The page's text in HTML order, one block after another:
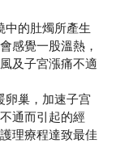
中的肚燭所產生
感覺一股溫熱，
及子宮漲痛不適
卵巢，加速子宫
通而引起的經
理療程達致最佳